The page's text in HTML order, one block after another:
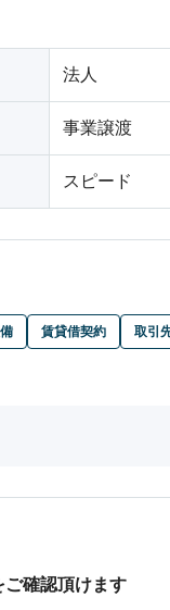
法人
事業譲渡
スピード
賃貸借契約 取引
確認頂けます